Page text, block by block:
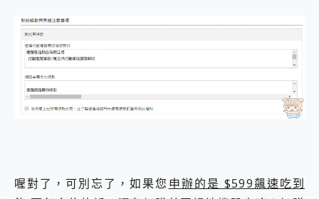
喔對了，可別忘了，如果您 申辦的是 $599飆速吃到